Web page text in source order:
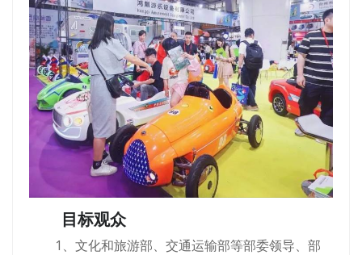
目标观众
1、文化和旅游部、交通运输部等部委领导、部